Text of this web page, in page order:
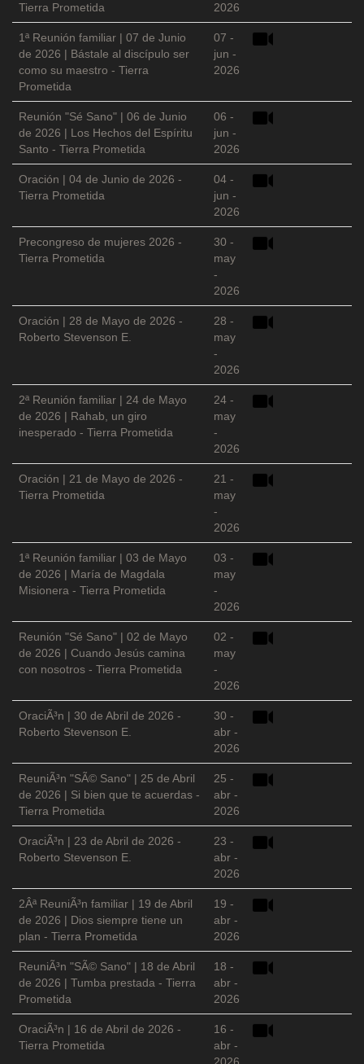
Tierra Prometida
2026
1ª Reunión familiar | 07 de Junio
de 2026 | Bástale al discípulo ser
como su maestro - Tierra
Prometida
07 -
jun -
2026
Reunión "Sé Sano" | 06 de Junio
de 2026 | Los Hechos del Espíritu
Santo - Tierra Prometida
06 -
jun -
2026
Oración | 04 de Junio de 2026 -
Tierra Prometida
04 -
jun -
2026
Precongreso de mujeres 2026 -
Tierra Prometida
30 -
may
-
2026
Oración | 28 de Mayo de 2026 -
Roberto Stevenson E.
28 -
may
-
2026
2ª Reunión familiar | 24 de Mayo
de 2026 | Rahab, un giro
inesperado - Tierra Prometida
24 -
may
-
2026
Oración | 21 de Mayo de 2026 -
Tierra Prometida
21 -
may
-
2026
1ª Reunión familiar | 03 de Mayo
de 2026 | María de Magdala
Misionera - Tierra Prometida
03 -
may
-
2026
Reunión "Sé Sano" | 02 de Mayo
de 2026 | Cuando Jesús camina
con nosotros - Tierra Prometida
02 -
may
-
2026
OraciÃ³n | 30 de Abril de 2026 -
Roberto Stevenson E.
30 -
abr -
2026
ReuniÃ³n "SÃ© Sano" | 25 de Abril
de 2026 | Si bien que te acuerdas -
Tierra Prometida
25 -
abr -
2026
OraciÃ³n | 23 de Abril de 2026 -
Roberto Stevenson E.
23 -
abr -
2026
2Âª ReuniÃ³n familiar | 19 de Abril
de 2026 | Dios siempre tiene un
plan - Tierra Prometida
19 -
abr -
2026
ReuniÃ³n "SÃ© Sano" | 18 de Abril
de 2026 | Tumba prestada - Tierra
Prometida
18 -
abr -
2026
OraciÃ³n | 16 de Abril de 2026 -
Tierra Prometida
16 -
abr -